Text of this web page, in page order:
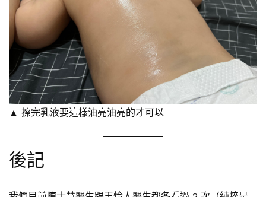
▲ 擦完乳液要這樣油亮油亮的才可以
後記